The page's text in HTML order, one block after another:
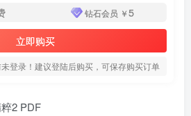
钻石会员 ￥5
立即购买
登录！建议登陆后购买，可保存购买订单
2 PDF